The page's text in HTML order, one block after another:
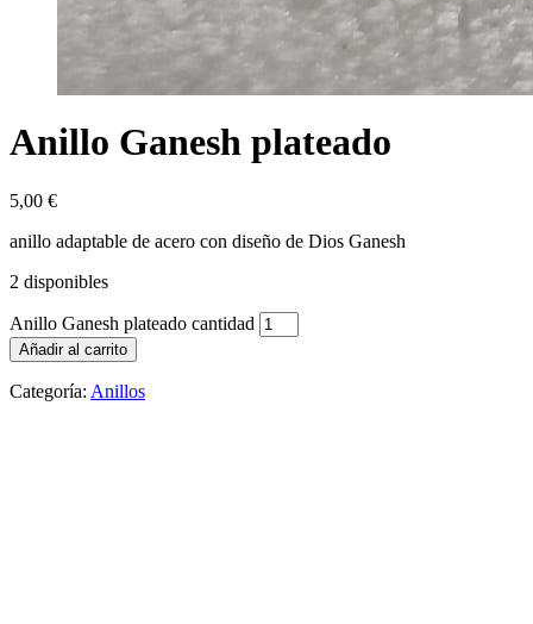
Anillo Ganesh plateado
5,00 €
anillo adaptable de acero con diseño de Dios Ganesh
2 disponibles
Anillo Ganesh plateado cantidad
Añadir al carrito
Categoría: Anillos